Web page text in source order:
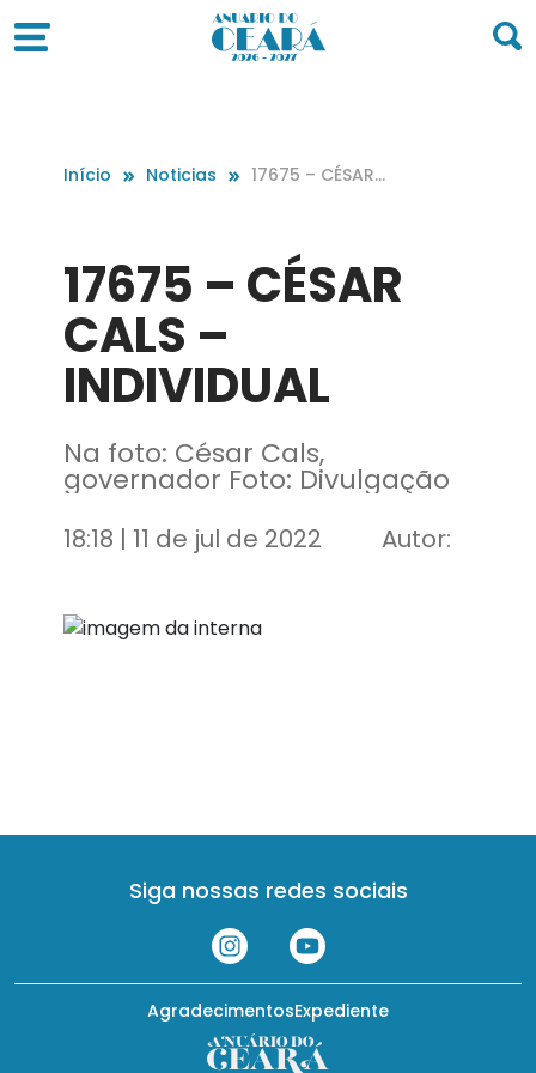
Início Noticias
17675 – CÉSAR
17675 – CÉSAR
CALS –
INDIVIDUAL
Na foto: César Cals,
governador Foto: Divulgação
18:18 | 11 de jul de 2022 Autor:
Siga nossas redes sociais
Expediente
Agradecimentos